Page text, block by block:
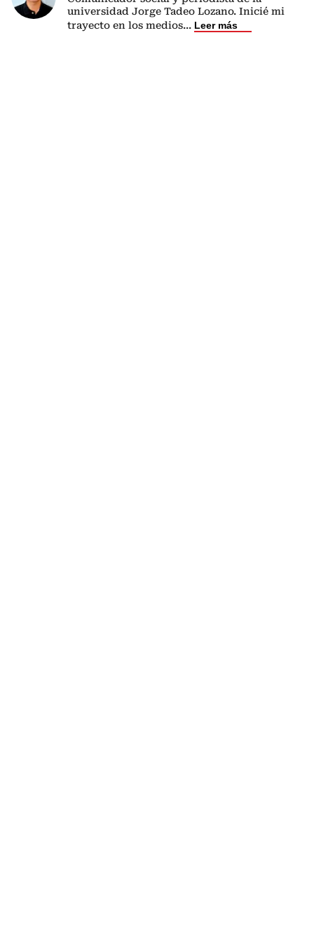
universidad Jorge Tadeo Lozano. Inicié mi
trayecto en los medios... Leer más